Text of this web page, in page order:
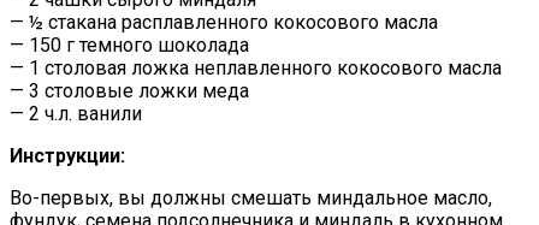
— ½ стакана расплавленного кокосового масла
— 150 г темного шоколада
— 1 столовая ложка неплавленного кокосового масла
— 3 столовые ложки меда
— 2 ч.л. ванили
Инструкции:
Во-первых, вы должны смешать миндальное масло,